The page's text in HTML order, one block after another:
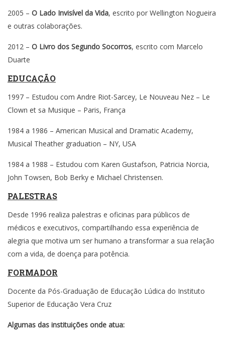
2005 – O Lado Invisível da Vida, escrito por Wellington Nogueira
e outras colaborações.
2012 – O Livro dos Segundo Socorros, escrito com Marcelo
Duarte
EDUCAÇÃO
1997 – Estudou com Andre Riot-Sarcey, Le Nouveau Nez – Le
Clown et sa Musique – Paris, França
1984 a 1986 – American Musical and Dramatic Academy,
Musical Theather graduation – NY, USA
1984 a 1988 – Estudou com Karen Gustafson, Patricia Norcia,
John Towsen, Bob Berky e Michael Christensen.
PALESTRAS
Desde 1996 realiza palestras e oficinas para públicos de
médicos e executivos, compartilhando essa experiência de
alegria que motiva um ser humano a transformar a sua relação
com a vida, de doença para potência.
FORMADOR
Docente da Pós-Graduação de Educação Lúdica do Instituto
Superior de Educação Vera Cruz
Algumas das instituições onde atua: